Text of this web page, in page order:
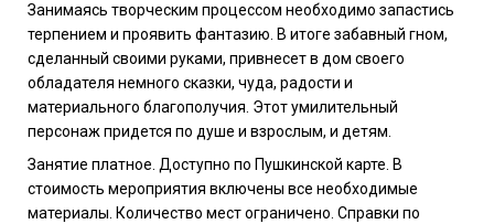
Занимаясь творческим процессом необходимо запастись
терпением и проявить фантазию. В итоге забавный гном,
сделанный своими руками, привнесет в дом своего
обладателя немного сказки, чуда, радости и
материального благополучия. Этот умилительный
персонаж придется по душе и взрослым, и детям.
Занятие платное. Доступно по Пушкинской карте. В
стоимость мероприятия включены все необходимые
материалы. Количество мест ограничено. Справки по